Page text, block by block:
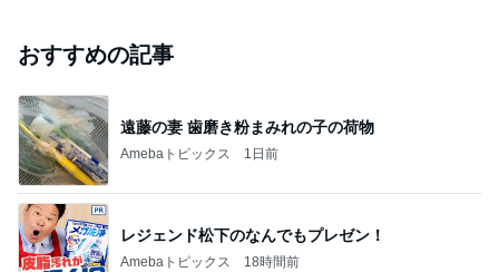
おすすめの記事
遠藤の妻 歯磨き粉まみれの子の荷物
Amebaトピックス 1日前
レジェンド松下のなんでもプレゼン！
Amebaトピックス 18時間前